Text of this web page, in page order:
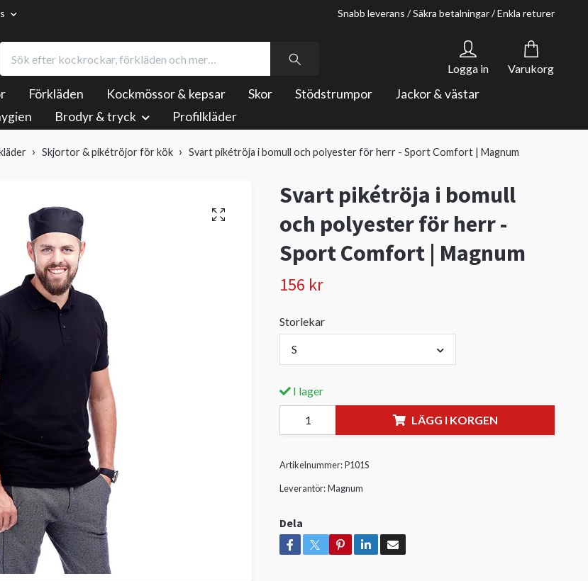
Snabb leverans / Säkra betalningar / Enkla returer
Logga in Varukorg
Förkläden Kockmössor & kepsar Skor Stödstrumpor
Jackor & västar
Brodyr & tryck Profilkläder
Skjortor & pikétröjor för kök Svart pikétröja i bomull och polyester för herr - Sport Comfort | Magnum
Svart pikétröja i bomull
och polyester för herr -
Sport Comfort | Magnum
156 kr
Storlekar
S
I lager
LÄGG I KORGEN
Artikelnummer: P101S
Leverantör: Magnum
Dela